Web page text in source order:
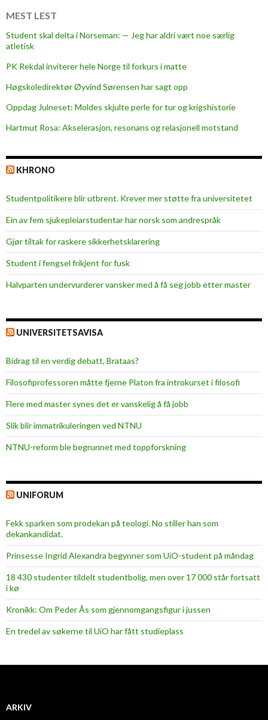
MEST LEST
Student skal delta i Norseman: — Jeg har aldri vært noe særlig
atletisk
PK Rekdal inviterer hele Norge til forkurs i matte
Høgskoledirektør Øyvind Sørensen har sagt opp
Oppdag Julneset: Moldes skjulte perle for tur og krigshistorie
Hartmut Rosa: Akselerasjon, resonans og relasjonell motstand
KHRONO
Studentpolitikere blir utbrent. Krever mer støtte fra universitetet
Ein av fem sjukepleiar­studentar har norsk som andrespråk
Gjør tiltak for raskere sikkerhets­klarering
Student i fengsel frikjent for fusk
Halvparten undervurderer vansker med å få seg jobb etter master
UNIVERSITETSAVISA
Bidrag til en verdig debatt, Brataas?
Filosofiprofessoren måtte fjerne Platon fra introkurset i filosofi
Flere med master synes det er vanskelig å få jobb
Slik blir immatrikuleringen ved NTNU
NTNU-reform ble begrunnet med toppforskning
UNIFORUM
Fekk sparken som prodekan på teologi. No stiller han som
dekankandidat.
Prinsesse Ingrid Alexandra begynner som UiO-student på måndag
18 430 studenter tildelt studentbolig, men over 17 000 står fortsatt
i kø
Kronikk: Om Peder Ås som gjennomgangsfigur i jussen
En tredel av søkerne til UiO har fått studieplass
ARKIV